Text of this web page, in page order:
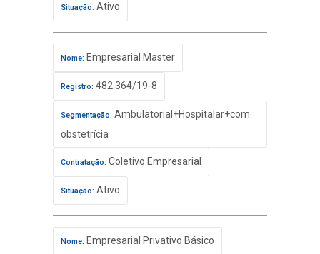
Situação: Ativo
Nome: Empresarial Master
Registro: 482.364/19-8
Segmentação: Ambulatorial+Hospitalar+com
obstetrícia
Contratação: Coletivo Empresarial
Situação: Ativo
Nome: Empresarial Privativo Básico